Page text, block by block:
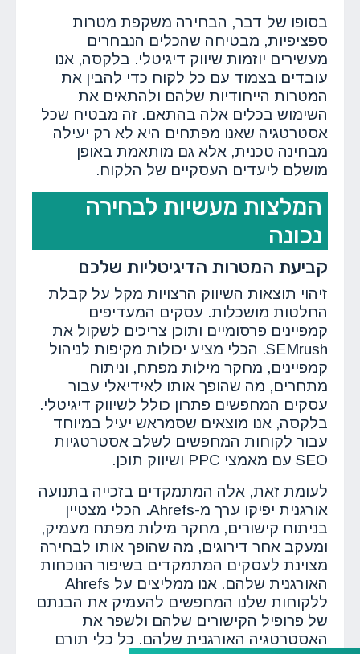
בסופו של דבר, הבחירה משקפת מטרות
ספציפיות, מבטיחה שהכלים הנבחרים
מעשירים יוזמות שיווק דיגיטלי. בלקסה, אנו
עובדים בצמוד עם כל לקוח כדי להבין את
המטרות הייחודיות שלהם ולהתאים את
השימוש בכלים אלה בהתאם. זה מבטיח שכל
אסטרטגיה שאנו מפתחים היא לא רק יעילה
מבחינה טכנית, אלא גם מותאמת באופן
מושלם ליעדים העסקיים של הלקוח.
המלצות מעשיות לבחירה
נכונה
קביעת המטרות הדיגיטליות שלכם
זיהוי תוצאות השיווק הרצויות מקל על קבלת
החלטות מושכלות. עסקים המעדיפים
קמפיינים פרסומיים ותוכן צריכים לשקול את
SEMrush. הכלי מציע יכולות מקיפות לניהול
קמפיינים, מחקר מילות מפתח, וניתוח
מתחרים, מה שהופך אותו לאידיאלי עבור
עסקים המחפשים פתרון כולל לשיווק דיגיטלי.
בלקסה, אנו מוצאים שסמראש יעיל במיוחד
עבור לקוחות המחפשים לשלב אסטרטגיות
SEO עם מאמצי PPC ושיווק תוכן.
לעומת זאת, אלה המתמקדים בזכייה בתנועה
אורגנית יפיקו ערך מ-Ahrefs. הכלי מצטיין
בניתוח קישורים, מחקר מילות מפתח מעמיק,
ומעקב אחר דירוגים, מה שהופך אותו לבחירה
מצוינת לעסקים המתמקדים בשיפור הנוכחות
האורגנית שלהם. אנו ממליצים על Ahrefs
ללקוחות שלנו המחפשים להעמיק את הבנתם
של פרופיל הקישורים שלהם ולשפר את
האסטרטגיה האורגנית שלהם. כל כלי תורם